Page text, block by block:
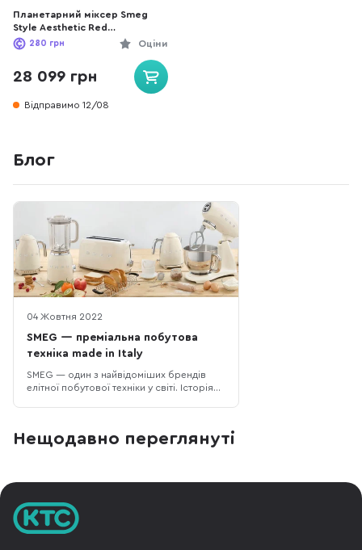
Планетарний міксер Smeg
Style Aesthetic Red
(SMF05RDEU)
Оціни
280 грн
28 099 грн
Відправимо 12/08
Блог
04 Жовтня 2022
SMEG — преміальна побутова
техніка made in Italy
SMEG — один з найвідоміших брендів
елітної побутової техніки у світі. Історія
SMEG - це Smalteria Metallurgica Emiliana
Нещодавно переглянуті